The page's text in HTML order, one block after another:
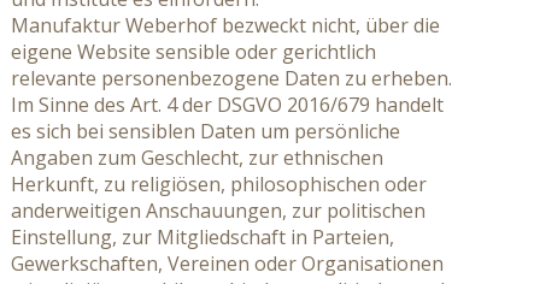
Manufaktur Weberhof bezweckt nicht, über die
eigene Website sensible oder gerichtlich
relevante personenbezogene Daten zu erheben.
Im Sinne des Art. 4 der DSGVO 2016/679 handelt
es sich bei sensiblen Daten um persönliche
Angaben zum Geschlecht, zur ethnischen
Herkunft, zu religiösen, philosophischen oder
anderweitigen Anschauungen, zur politischen
Einstellung, zur Mitgliedschaft in Parteien,
Gewerkschaften, Vereinen oder Organisationen